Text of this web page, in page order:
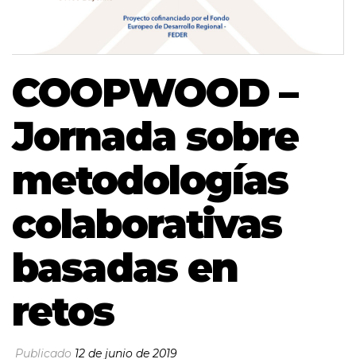
COOPWOOD –
Jornada sobre
metodologías
colaborativas
basadas en
retos
Publicado 12 de junio de 2019